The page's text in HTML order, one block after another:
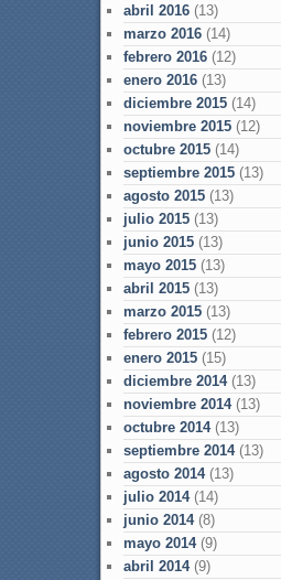
abril 2016(13)
marzo 2016(14)
febrero 2016(12)
enero 2016(13)
diciembre 2015(14)
noviembre 2015(12)
octubre 2015(14)
septiembre 2015(13)
agosto 2015(13)
julio 2015(13)
junio 2015(13)
mayo 2015(13)
abril 2015(13)
marzo 2015(13)
febrero 2015(12)
enero 2015(15)
diciembre 2014(13)
noviembre 2014(13)
octubre 2014(13)
septiembre 2014(13)
agosto 2014(13)
julio 2014(14)
junio 2014(8)
mayo 2014(9)
abril 2014(9)